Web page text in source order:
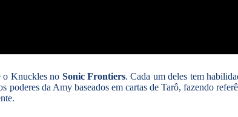
o Knuckles no Sonic Frontiers. Cada um deles tem
da Amy baseados em cartas de Tarô, fazendo